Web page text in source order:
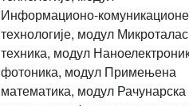
Информационо-комуникационе
технологије, модул
техника, модул
фотоника, модул Примењена
математика, модул Рачунарска